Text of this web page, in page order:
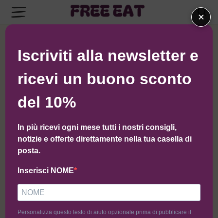
×
Iscriviti alla newsletter e
ricevi un buono sconto
del 10%
In più ricevi ogni mese tutti i nostri consigli,
notizie e offerte direttamente nella tua casella di
posta.
Inserisci NOME
Personalizza questo testo di aiuto opzionale prima di pubblicare il